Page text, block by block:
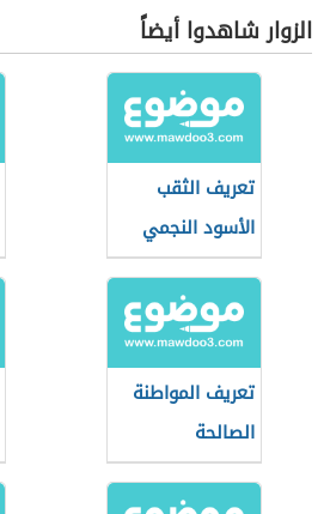
الزوار شاهدوا أيضاً
تعريف الثقب
الأسود النجمي
تعريف المواطنة
الصالحة